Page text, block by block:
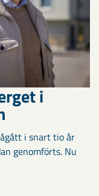
i
i snart tio år
genomförts. Nu